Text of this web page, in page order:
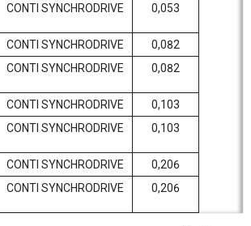
CONTI SYNCHRODRIVE 0,053
CONTI SYNCHRODRIVE
0,082
CONTI SYNCHRODRIVE 0,082
CONTI SYNCHRODRIVE
0,103
CONTI SYNCHRODRIVE 0,103
CONTI SYNCHRODRIVE
0,206
CONTI SYNCHRODRIVE 0,206